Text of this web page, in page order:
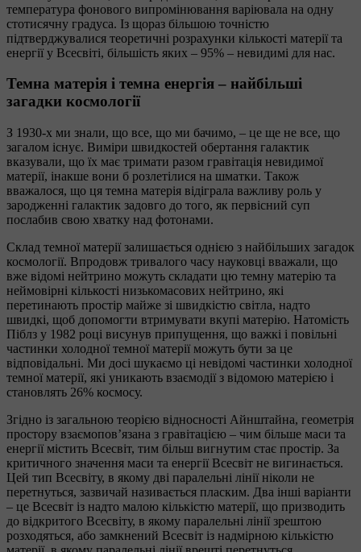
температура фонового випромінювання варіювала на одну
стотисячну градуса. Із щораз більшою точністю
підтверджувалися теоретичні розрахунки кількості матерії та
енергії у Всесвіті, більшість яких – 95% – невидимі для нас.
Темна матерія і темна енергія – найбільші
загадки космології
З 1930-х ми знали, що все, що ми бачимо, – це ще не все, що
загалом існує. Виміри швидкостей обертання галактик
вказували, що їх має тримати разом гравітація невидимої
матерії, інакше вони б розлетілися на шматки. Також
вважалося, що ця темна матерія відіграла важливу роль у
зародженні галактик задовго до того, як первісний суп
послабив свою хватку над фотонами.
Склад темної матерії залишається однією з найбільших загадок
космології. Впродовж тривалого часу науковці вважали, що
вже відомі нейтрино можуть складати цю темну матерію та
неймовірні кількості низькомасових нейтрино, які
перетинають простір майже зі швидкістю світла, надто
швидкі, щоб допомогти втримувати вкупі матерію. Натомість
Піблз у 1982 році висунув припущення, що важкі і повільні
частинки холодної темної матерії можуть бути за це
відповідальні. Ми досі шукаємо ці невідомі частинки холодної
темної матерії, які уникають взаємодії з відомою матерією і
становлять 26% космосу.
Згідно із загальною теорією відносності Айнштайна, геометрія
простору взаємопов’язана з гравітацією – чим більше маси та
енергії містить Всесвіт, тим більш вигнутим стає простір. За
критичного значення маси та енергії Всесвіт не вигинається.
Цей тип Всесвіту, в якому дві паралельні лінії ніколи не
перетнуться, зазвичай називається пласким. Два інші варіанти
– це Всесвіт із надто малою кількістю матерії, що призводить
до відкритого Всесвіту, в якому паралельні лінії зрештою
розходяться, або замкнений Всесвіт із надмірною кількістю